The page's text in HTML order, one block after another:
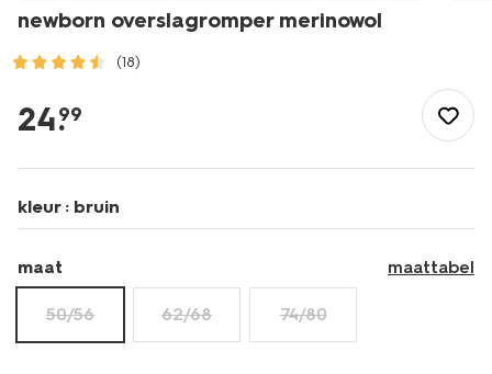
newborn overslagromper merinowol
(18)
overslagromper-
merinowol-
24.
99
kleur : bruin
maat maattabel
50/56 62/68 74/80